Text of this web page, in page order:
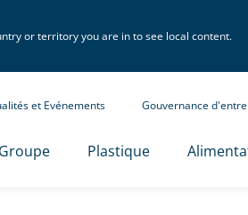
or territory you are in to see local content.
et Evénements Gouvernance
Plastique